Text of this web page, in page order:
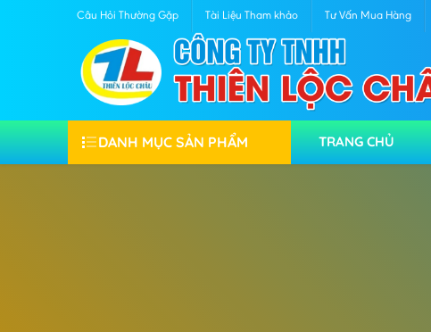
Câu Hỏi Thường Gặp Tài Liệu Tham khảo Tư Vấn Mua Hàng
DANH MỤC SẢN PHẨM TRANG CHỦ